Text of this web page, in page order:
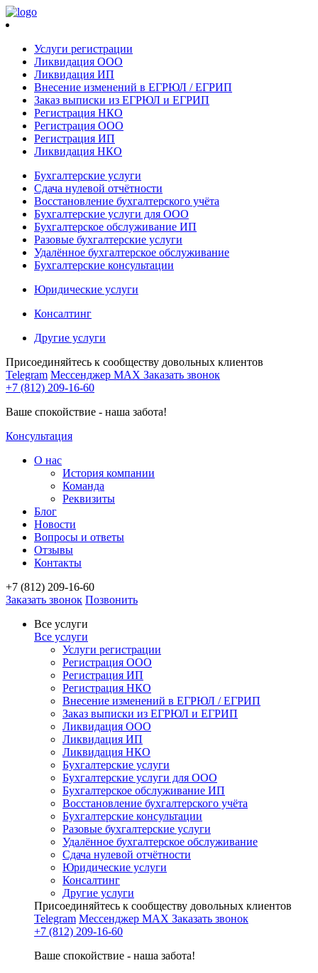
Услуги регистрации
Ликвидация ООО
Ликвидация ИП
Внесение изменений в ЕГРЮЛ / ЕГРИП
Заказ выписки из ЕГРЮЛ и ЕГРИП
Регистрация НКО
Регистрация ООО
Регистрация ИП
Ликвидация НКО
Бухгалтерские услуги
Сдача нулевой отчётности
Восстановление бухгалтерского учёта
Бухгалтерские услуги для ООО
Бухгалтерское обслуживание ИП
Разовые бухгалтерские услуги
Удалённое бухгалтерское обслуживание
Бухгалтерские консультации
Юридические услуги
Консалтинг
Другие услуги
Присоединяйтесь к сообществу довольных клиентов
Telegram Мессенджер MAX Заказать звонок
+7 (812) 209-16-60
Ваше спокойствие - наша забота!
Консультация
О нас
История компании
Команда
Реквизиты
Блог
Новости
Вопросы и ответы
Отзывы
Контакты
+7 (812) 209-16-60
Заказать звонок Позвонить
Все услуги
Все услуги
Услуги регистрации
Регистрация ООО
Регистрация ИП
Регистрация НКО
Внесение изменений в ЕГРЮЛ / ЕГРИП
Заказ выписки из ЕГРЮЛ и ЕГРИП
Ликвидация ООО
Ликвидация ИП
Ликвидация НКО
Бухгалтерские услуги
Бухгалтерские услуги для ООО
Бухгалтерское обслуживание ИП
Восстановление бухгалтерского учёта
Бухгалтерские консультации
Разовые бухгалтерские услуги
Удалённое бухгалтерское обслуживание
Сдача нулевой отчётности
Юридические услуги
Консалтинг
Другие услуги
Присоединяйтесь к сообществу довольных клиентов
Telegram Мессенджер MAX Заказать звонок
+7 (812) 209-16-60
Ваше спокойствие - наша забота!